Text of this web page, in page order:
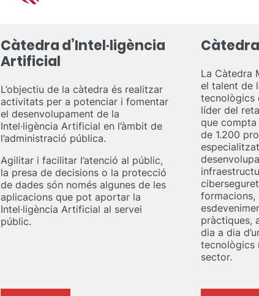
Càtedra d’Intel·ligència
Artificial
L’objectiu de la càtedra és realitzar
activitats per a potenciar i fomentar
el desenvolupament de la
Intel·ligència Artificial en l’àmbit de
l’administració pública.
Agilitar i facilitar l’atenció al públic,
la presa de decisions o la protecció
de dades són només algunes de les
aplicacions que pot aportar la
Intel·ligència Artificial al servei
públic.
La Càtedra
el talent de
tecnològics
líder del
que compta
de 1.200
formacions,
pràctiques,
dia a dia
tecnològics
sector.